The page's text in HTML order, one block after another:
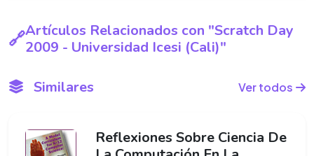
Artículos Relacionados con "Scratch Day
2009 - Universidad Icesi (Cali)"
Similares Ver todos
Reflexiones Sobre Ciencia De